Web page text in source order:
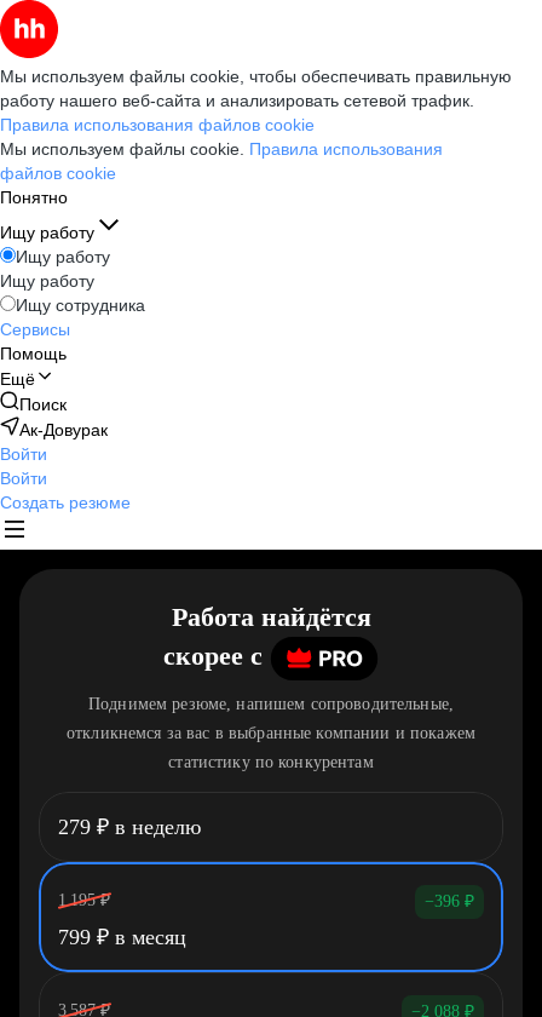
Мы используем файлы cookie, чтобы обеспечивать правильную
работу нашего веб-сайта и анализировать сетевой трафик.
Правила использования файлов cookie
Мы используем файлы cookie. Правила использования
файлов cookie
Понятно
Ищу работу
Ищу работу
Ищу работу
Ищу сотрудника
Сервисы
Помощь
Ещё
Поиск
Ак-Довурак
Войти
Войти
Создать резюме
Работа найдётся
скорее c
Поднимем резюме, напишем сопроводительные,
откликнемся за вас в выбранные компании и покажем
статистику по конкурентам
279 ₽ в неделю
1 195 ₽ −396 ₽
799 ₽ в месяц
3 587 ₽ −2 088 ₽